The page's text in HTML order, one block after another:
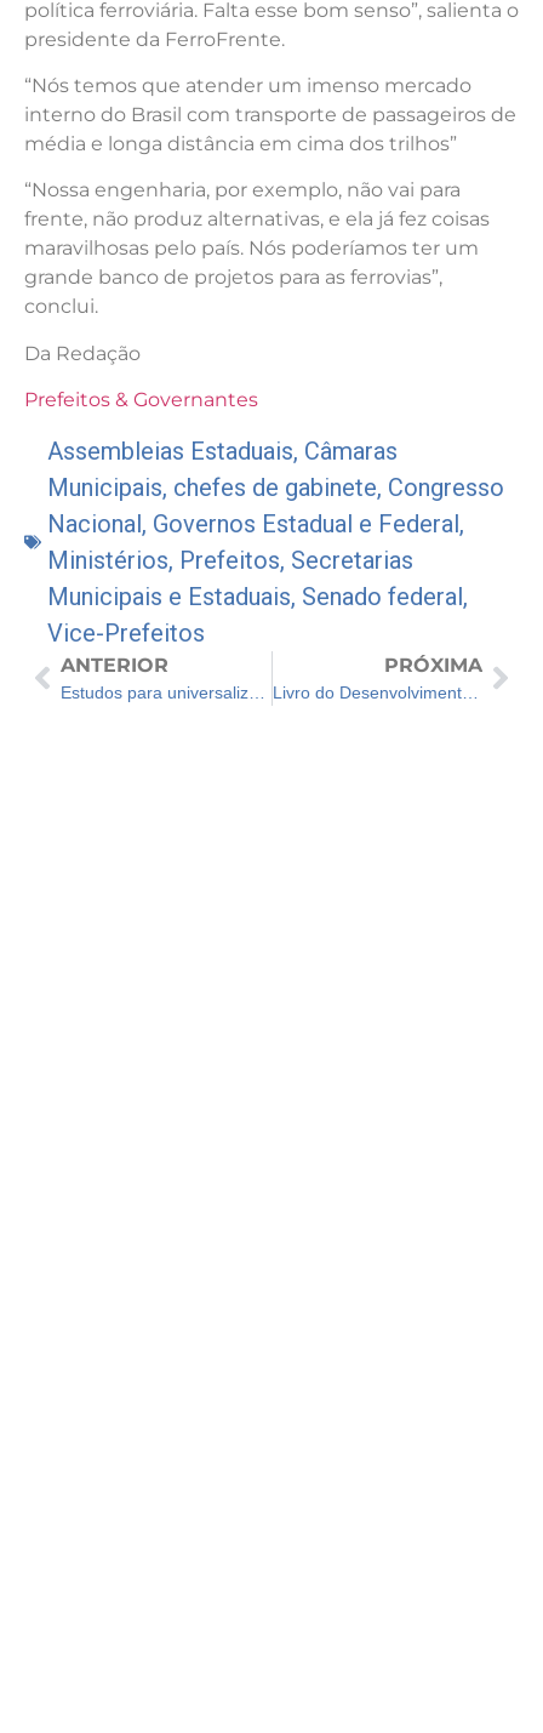
política ferroviária. Falta esse bom senso”, salienta o
presidente da FerroFrente.
“Nós temos que atender um imenso mercado
interno do Brasil com transporte de passageiros de
média e longa distância em cima dos trilhos”
“Nossa engenharia, por exemplo, não vai para
frente, não produz alternativas, e ela já fez coisas
maravilhosas pelo país. Nós poderíamos ter um
grande banco de projetos para as ferrovias”,
conclui.
Da Redação
Prefeitos & Governantes
Assembleias Estaduais, Câmaras
Municipais, chefes de gabinete, Congresso
Nacional, Governos Estadual e Federal,
Ministérios, Prefeitos, Secretarias
Municipais e Estaduais, Senado federal,
Vice-Prefeitos
ANTERIOR PRÓXIMA
Livro do Desenvolvimento Regional celebra dois anos do “Vale do Futuro”